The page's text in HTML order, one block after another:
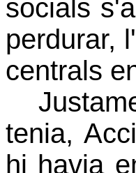
socials
perdurar,
centrals
tenia,
hi havia